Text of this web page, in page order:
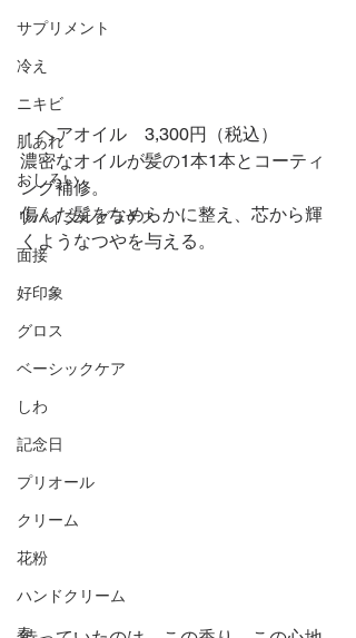
サプリメント
冷え
ニキビ
肌あれ
おしろい
リバイタルグラナス
面接
好印象
グロス
ベーシックケア
しわ
記念日
プリオール
クリーム
花粉
ハンドクリーム
春
・ヘアオイル　3,300円（税込）
濃密なオイルが髪の1本1本とコーティ
ング補修。
傷んだ髪をなめらかに整え、芯から輝
くようなつやを与える。